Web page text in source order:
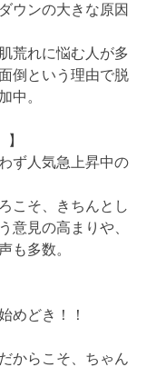
ウンの大きな原因
荒れに悩む人が多
倒という理由で脱
中。
ず人気急上昇中の
こそ、きちんとし
意見の高まりや、
も多数。
めどき！！
からこそ、ちゃん